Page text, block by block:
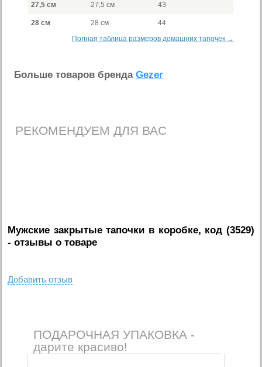
27,5 см 27,5 см 43
28 см 28 см
44
Полная таблица размеров домашних тапочек →
Больше товаров брендаGezer
РЕКОМЕНДУЕМ ДЛЯ ВАС
Мужские закрытые тапочки в коробке, код (3529)
- отзывы о товаре
Добавить отзыв
ПОДАРОЧНАЯ УПАКОВКА -
дарите красиво!